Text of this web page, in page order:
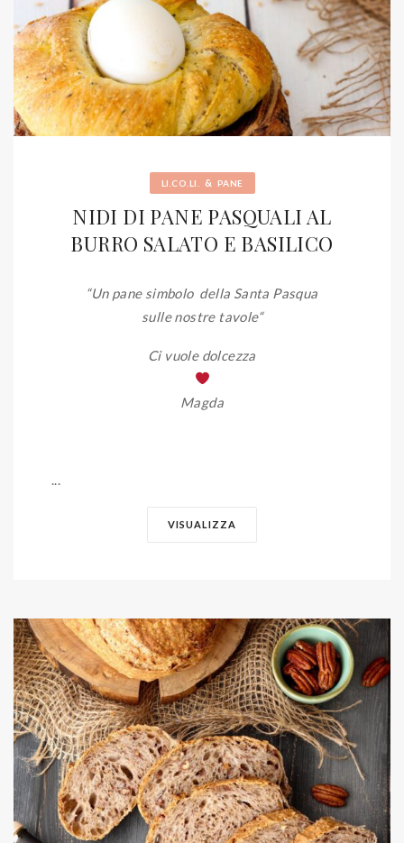
LI.CO.LI. & PANE
NIDI DI PANE PASQUALI AL
BURRO SALATO E BASILICO
“Un pane simbolo della Santa Pasqua
sulle nostre tavole“
Ci vuole dolcezza
Magda
VISUALIZZA